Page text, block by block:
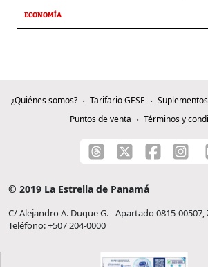
ECONOMÍA
¿Quiénes somos? Tarifario GESE Suplementos
Puntos de venta
Términos y
© 2019 La Estrella de Panamá
C/ Alejandro A. Duque G. - Apartado 0815-00507,
Teléfono: +507 204-0000